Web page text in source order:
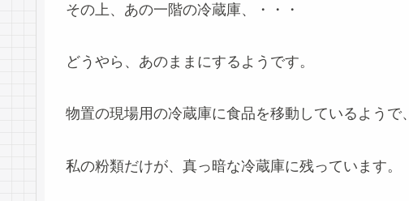
その上、あの一階の冷蔵庫、・・・
どうやら、あのままにするようです。
物置の現場用の冷蔵庫に食品を移動しているようで、
私の粉類だけが、真っ暗な冷蔵庫に残っています。